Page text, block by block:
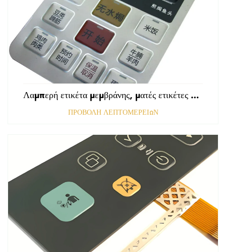
Λαμπερή ετικέτα μεμβράνης, ματές ετικέτες εμπρόσθιου πίνακα ελέγχου, ανάγλυφες ετικέτες πολυκαρβονικού, γραφικές επικαλύψεις
ΠΡΟΒΟΛΗ ΛΕΠΤΟΜΕΡΕΙΩΝ